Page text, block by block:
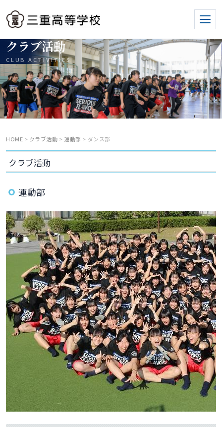
クラブ活動
CLUB ACTIVITIES
HOME > クラブ活動 >運動部 > ダンス部
クラブ活動
運動部